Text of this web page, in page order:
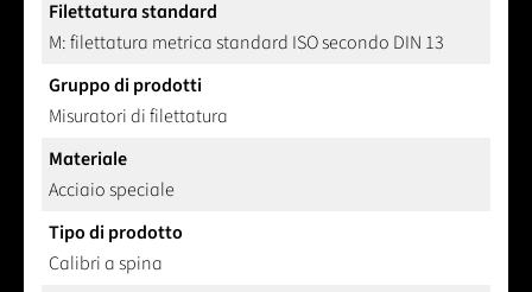
Filettatura standard
M: filettatura metrica standard ISO secondo DIN 13
Gruppo di prodotti
Misuratori di filettatura
Materiale
Acciaio speciale
Tipo di prodotto
Calibri a spina